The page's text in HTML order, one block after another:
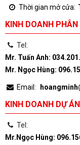
Thời gian mở cửa:
KINH DOANH PHÂN
Tel:
Mr. Tuấn Anh:
Mr. Ngọc Hùng:
Email:
KINH DOANH DỰ ÁN
Tel:
Mr.Ngọc Hùng: